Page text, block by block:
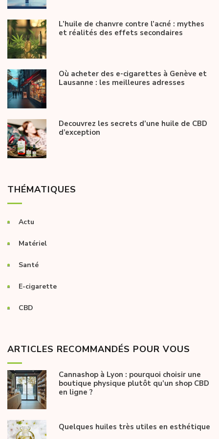
L’huile de chanvre contre l’acné : mythes
et réalités des effets secondaires
Où acheter des e-cigarettes à Genève et
Lausanne : les meilleures adresses
Decouvrez les secrets d’une huile de CBD
d’exception
THÉMATIQUES
Actu
Matériel
Santé
E-cigarette
CBD
ARTICLES RECOMMANDÉS POUR VOUS
Cannashop à Lyon : pourquoi choisir une
boutique physique plutôt qu’un shop CBD
en ligne ?
Quelques huiles très utiles en esthétique